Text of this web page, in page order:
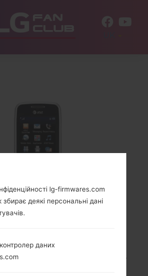
GS390GO1
З СЕРІЇ
lg-firmwares.com
деякі персональні дані
даних